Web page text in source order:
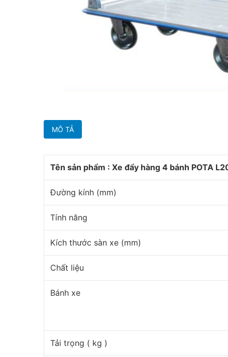
MÔ TẢ
Tên sản phẩm : Xe đẩy hàng 4 bánh POTA
Đường kính (mm)
Tính năng
Kích thước sàn xe (mm)
Chất liệu
Bánh xe
Tải trọng ( kg )